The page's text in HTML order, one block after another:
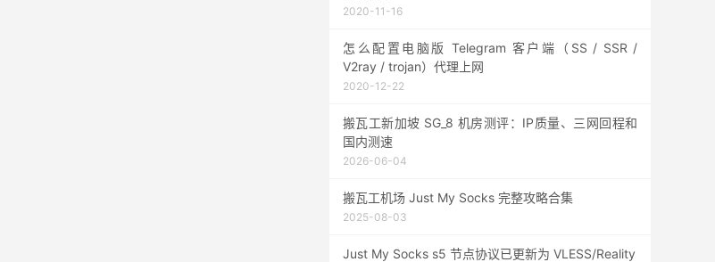
2020-11-16
怎么配置电脑版 Telegram 客户端（SS / SSR /
V2ray / trojan）代理上网
2020-12-22
搬瓦工新加坡 SG_8 机房测评：IP质量、三网回程和
国内测速
2026-06-04
搬瓦工机场 Just My Socks 完整攻略合集
2025-08-03
Just My Socks s5 节点协议已更新为 VLESS/Reality